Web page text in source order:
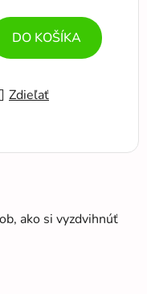
DO KOŠÍKA
Zdieľať
ako si vyzdvihnúť